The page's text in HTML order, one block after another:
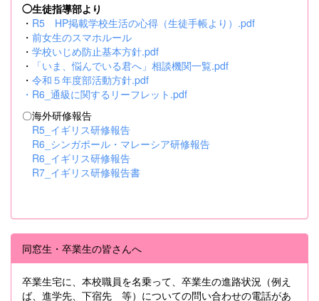
◯生徒指導部より
・ R5 HP掲載学校生活の心得（生徒手帳より）.pdf
・ 前女生のスマホルール
・ 学校いじめ防止基本方針.pdf
・
「いま、悩んでいる君へ」相談機関一覧.pdf
・ 令和５年度部活動方針.pdf
・ R6_通級に関するリーフレット.pdf
〇海外研修報告
R5_イギリス研修報告
R6_シンガポール・マレーシア研修報告
R6_イギリス研修報告
R7_イギリス研修報告書
同窓生・卒業生の皆さんへ
卒業生宅に、本校職員を名乗って、卒業生の進路状況（例え
ば、進学先、下宿先 等）についての問い合わせの電話があ